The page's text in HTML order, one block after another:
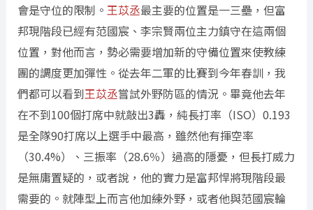
會是守位的限制。 王苡丞最主要的位置是一三壘，但富
邦現階段已經有范國宸、李宗賢兩位主力鎮守在這兩個
位置，對他而言，勢必需要增加新的守備位置來使教練
團的調度更加彈性。從去年二軍的比賽到今年春訓，我
們都可以看到王苡丞嘗試外野防區的情況。畢竟他去年
在不到100個打席中就敲出3轟，純長打率（ISO）0.193
是全隊90打席以上選手中最高，雖然他有揮空率
（30.4%）、三振率（28.6％）過高的隱憂，但長打威力
是無庸置疑的，或者說，他的實力是富邦悍將現階段最
需要的。就陣型上而言他加練外野，或者他與范國宸輪